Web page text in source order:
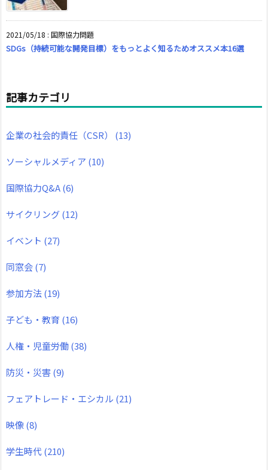
2021/05/18 : 国際協力問題
SDGs（持続可能な開発目標）をもっとよく知るためオススメ本16選
記事カテゴリ
企業の社会的責任（CSR） (13)
ソーシャルメディア (10)
国際協力Q&A(6)
サイクリング(12)
イベント (27)
同窓会(7)
参加方法(19)
子ども・教育 (16)
人権・児童労働(38)
防災・災害(9)
フェアトレード・エシカル (21)
映像(8)
学生時代(210)